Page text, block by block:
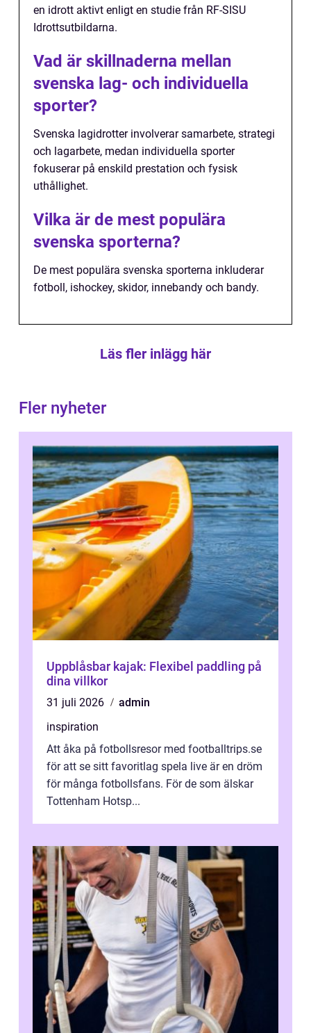
en idrott aktivt enligt en studie från RF-SISU
Idrottsutbildarna.
Vad är skillnaderna mellan
svenska lag- och individuella
sporter?
Svenska lagidrotter involverar samarbete, strategi
och lagarbete, medan individuella sporter
fokuserar på enskild prestation och fysisk
uthållighet.
Vilka är de mest populära
svenska sporterna?
De mest populära svenska sporterna inkluderar
fotboll, ishockey, skidor, innebandy och bandy.
Läs fler inlägg här
Fler nyheter
Uppblåsbar kajak: Flexibel paddling på
dina villkor
31 juli 2026
admin
inspiration
Att åka på fotbollsresor med footballtrips.se
för att se sitt favoritlag spela live är en dröm
för många fotbollsfans. För de som älskar
Tottenham Hotsp...